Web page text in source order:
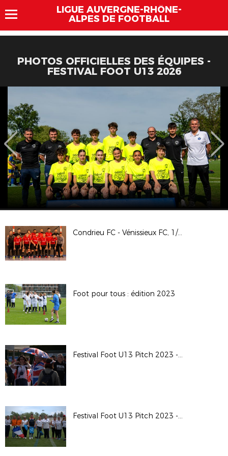
LIGUE AUVERGNE-RHÔNE-
ALPES DE FOOTBALL
PHOTOS OFFICIELLES DES ÉQUIPES -
FESTIVAL FOOT U13 2026
Condrieu FC - Vénissieux FC, 1/2 finale Coupe LAuRAFoot Futsal GV
Foot pour tous : édition 2023
Festival Foot U13 Pitch 2023 - Photos
Festival Foot U13 Pitch 2023 - Photos remise de récompenses